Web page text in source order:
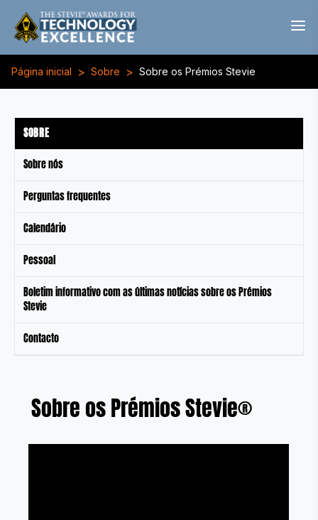
Página inicial > Sobre > Sobre os Prémios Stevie
SOBRE
Sobre nós
Perguntas frequentes
Calendário
Pessoal
Boletim informativo com as últimas notícias sobre os Prémios
Stevie
Contacto
Sobre os Prémios Stevie®